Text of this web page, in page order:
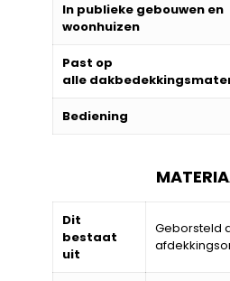
In publieke gebouwen en
woonhuizen
Past op
alle
Bediening
Dit
bestaat
uit
Geborsteld